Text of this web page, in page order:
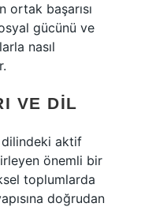
ortak başarısı
gücünü ve
nasıl
VE DIL
dilindeki aktif
önemli bir
toplumlarda
doğrudan